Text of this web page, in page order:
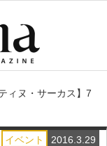
ィヌ・サーカス】7
2016.3.29
イベント